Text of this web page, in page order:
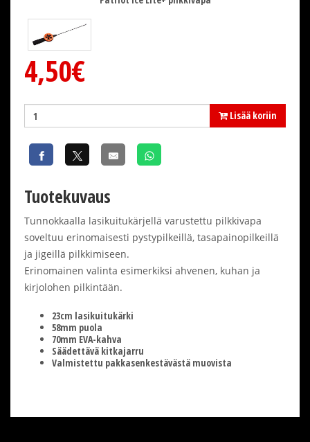
4,50€
Lisää koriin
Tuotekuvaus
Tunnokkaalla lasikuitukärjellä varustettu pilkkivapa
soveltuu erinomaisesti pystypilkeillä, tasapainopilkeillä
ja jigeillä pilkkimiseen.
Erinomainen valinta esimerkiksi ahvenen, kuhan ja
kirjolohen pilkintään.
23cm lasikuitukärki
58mm puola
70mm EVA-kahva
Säädettävä kitkajarru
Valmistettu pakkasenkestävästä muovista